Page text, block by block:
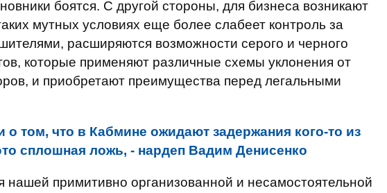
боятся. С другой стороны, для бизнеса возникают
мутных условиях еще более слабеет контроль за
расширяются возможности серого и черного
которые применяют различные схемы уклонения от
и приобретают преимущества перед легальными
о том, что в Кабмине ожидают задержания кого-то из
сплошная ложь, - нардеп Вадим Денисенко
нашей примитивно организованной и несамостоятельной